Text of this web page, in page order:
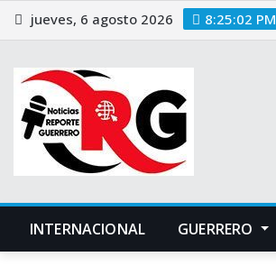
Saltar
al
jueves, 6 agosto 2026 8:25:03 PM
INTERNACIONAL GUERRERO